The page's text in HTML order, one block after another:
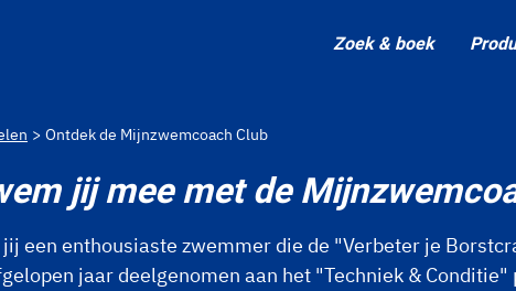
Zoek & boek
Ontdek de Mijnzwemcoach Club
jij mee met de
jij een enthousiaste zwemmer die de "Verbeter je
jaar deelgenomen aan het "Techniek &